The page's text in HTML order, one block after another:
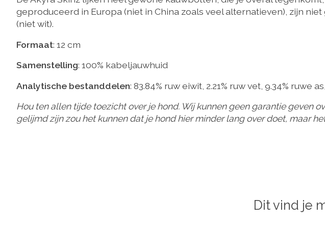
geproduceerd in Europa (niet in China zoals veel alternatieven), zijn
(niet wit).
Formaat: 12 cm
Samenstelling: 100% kabeljauwhuid
Analytische bestanddelen: 83.84% ruw eiwit, 2.21% ruw vet, 9.34% ruwe
Hou ten allen tijde toezicht over je hond. Wij kunnen geen garantie geven
gelijmd zijn zou het kunnen dat je hond hier minder lang over doet, maar
Dit vind je